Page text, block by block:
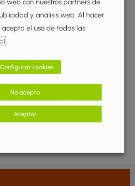
Sensorial de Ayres® (ASI®) y la
en Datos (Data Driven Decisión
la evaluación cuenta con un
cual se enfatizan las herramientas de
fundamentales a considerar en
acompañado de la presentación de
apoyan el proceso de aprendizaje.
y análisis web. Al hacer
acepta el uso de todas las
Configurar cookies
No acepto
Aceptar